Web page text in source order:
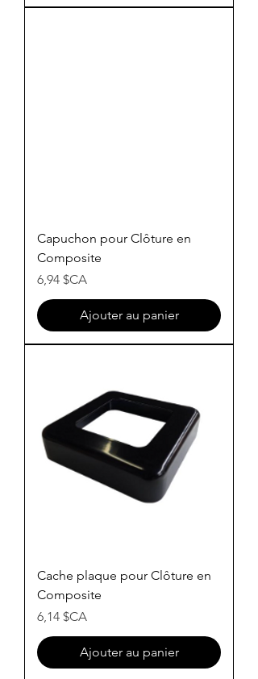
Capuchon pour Clôture en
Composite
Prix
6,94 $CA
Ajouter au panier
Cache plaque pour Clôture en
Composite
Prix
6,14 $CA
Ajouter au panier